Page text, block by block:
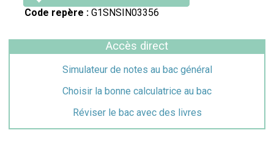
Code repère : G1SNSIN03356
Accès direct
Simulateur de notes au bac général
Choisir la bonne calculatrice au bac
Réviser le bac avec des livres